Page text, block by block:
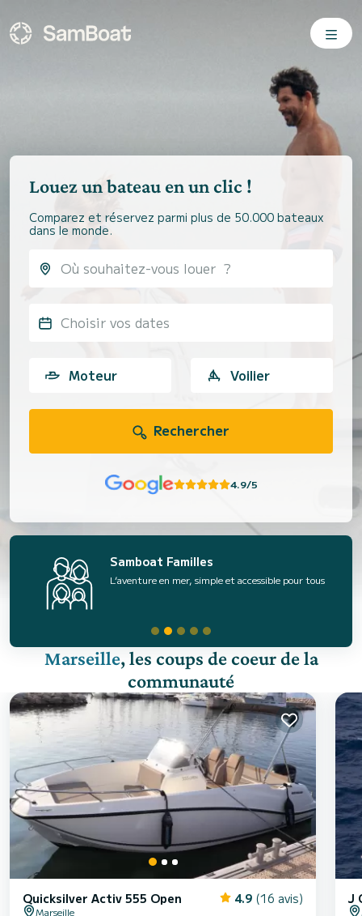
Louez un bateau en un clic !
Comparez et réservez parmi plus de 50.000 bateaux
dans le monde.
Choisir vos dates
Moteur Voilier
Rechercher
4.9/5
Samboat Familles
L’aventure en mer, simple et accessible pour tous
Marseille, les coups de coeur de la
communauté
Quicksilver Activ 555 Open 4.9 (16 avis)
Marseille
J